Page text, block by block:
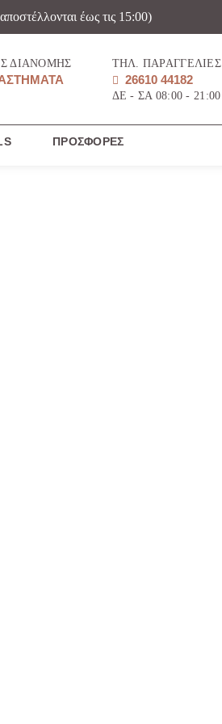
έως τις 15:00)
ΔΙΑΝΟΜΉΣ ΤΗΛ. ΠΑΡΑΓΓΕΛΊΕΣ
26610 44182
ΔΕ - ΣΑ 08:00 - 21:00
Το καλάθι μου
ΠΡΟΣΦΟΡΈΣ